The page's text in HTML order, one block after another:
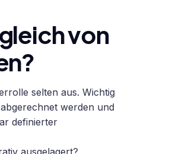
von
selten aus. Wichtig
werden und
definierter
ausgelagert?